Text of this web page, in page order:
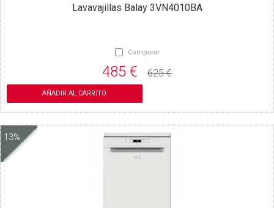
Lavavajillas Balay 3VN4010BA
Comparar
485 € 625 €
AÑADIR AL CARRITO
13%